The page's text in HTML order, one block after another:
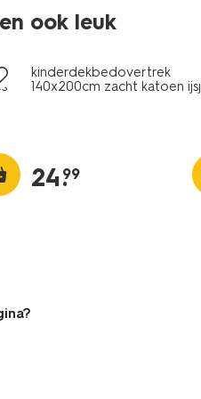
ook leuk
kinderdekbedovertrek
140x200cm zacht katoen
24.
99